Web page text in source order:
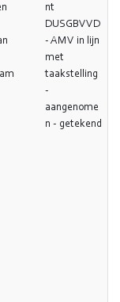
nt
DUSGBVVD
- AMV in lijn
met
taakstelling
-
aangenome
n - getekend